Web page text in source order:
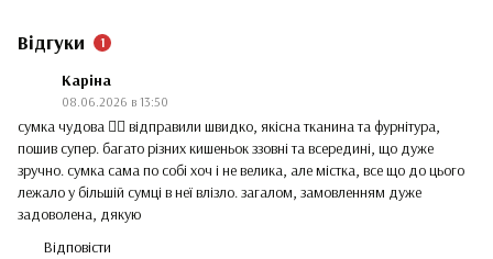
Відгуки 1
Каріна
08.06.2026 в 13:50
сумка чудова ❤️‍🔥 відправили швидко, якісна тканина та фурнітура,
пошив супер. багато різних кишеньок ззовні та всередині, що дуже
зручно. сумка сама по собі хоч і не велика, але містка, все що до цього
лежало у більшій сумці в неї влізло. загалом, замовленням дуже
задоволена, дякую
Відповісти